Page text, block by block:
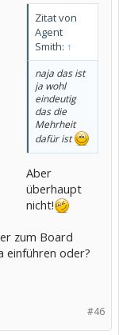
Zitat von
Agent
Smith: ↑
naja das ist
ja wohl
eindeutig
das die
Mehrheit
dafür ist
Aber
überhaupt
nicht!
zum Board
einführen oder?
#46